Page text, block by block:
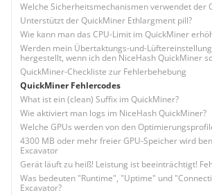
Welche Sicherheitsmechanismen verwendet der
Unterstützt der QuickMiner Ethlargment pill?
Wie kann man das CPU-Limit im QuickMiner
Werden mein Übertaktungs-und-
hergestellt, wenn ich den NiceHash QuickMiner
QuickMiner-Checkliste zur Fehlerbehebung
QuickMiner Fehlercodes
What ist ein (clean) Suffix im QuickMiner?
Wie aktiviert man logs im NiceHash QuickMiner?
Welche GPUs werden von den
4300 MB oder mehr freier GPU-Speicher wird
Excavator
Gerät läuft zu heiß! Leistung ist beeinträchtigt!
Was bedeuten "Runtime", "Uptime" und
Excavator?